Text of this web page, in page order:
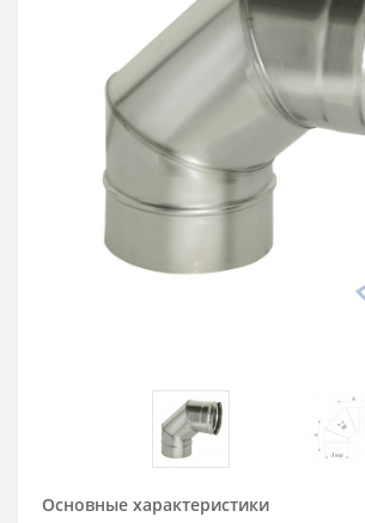
Основные характеристики